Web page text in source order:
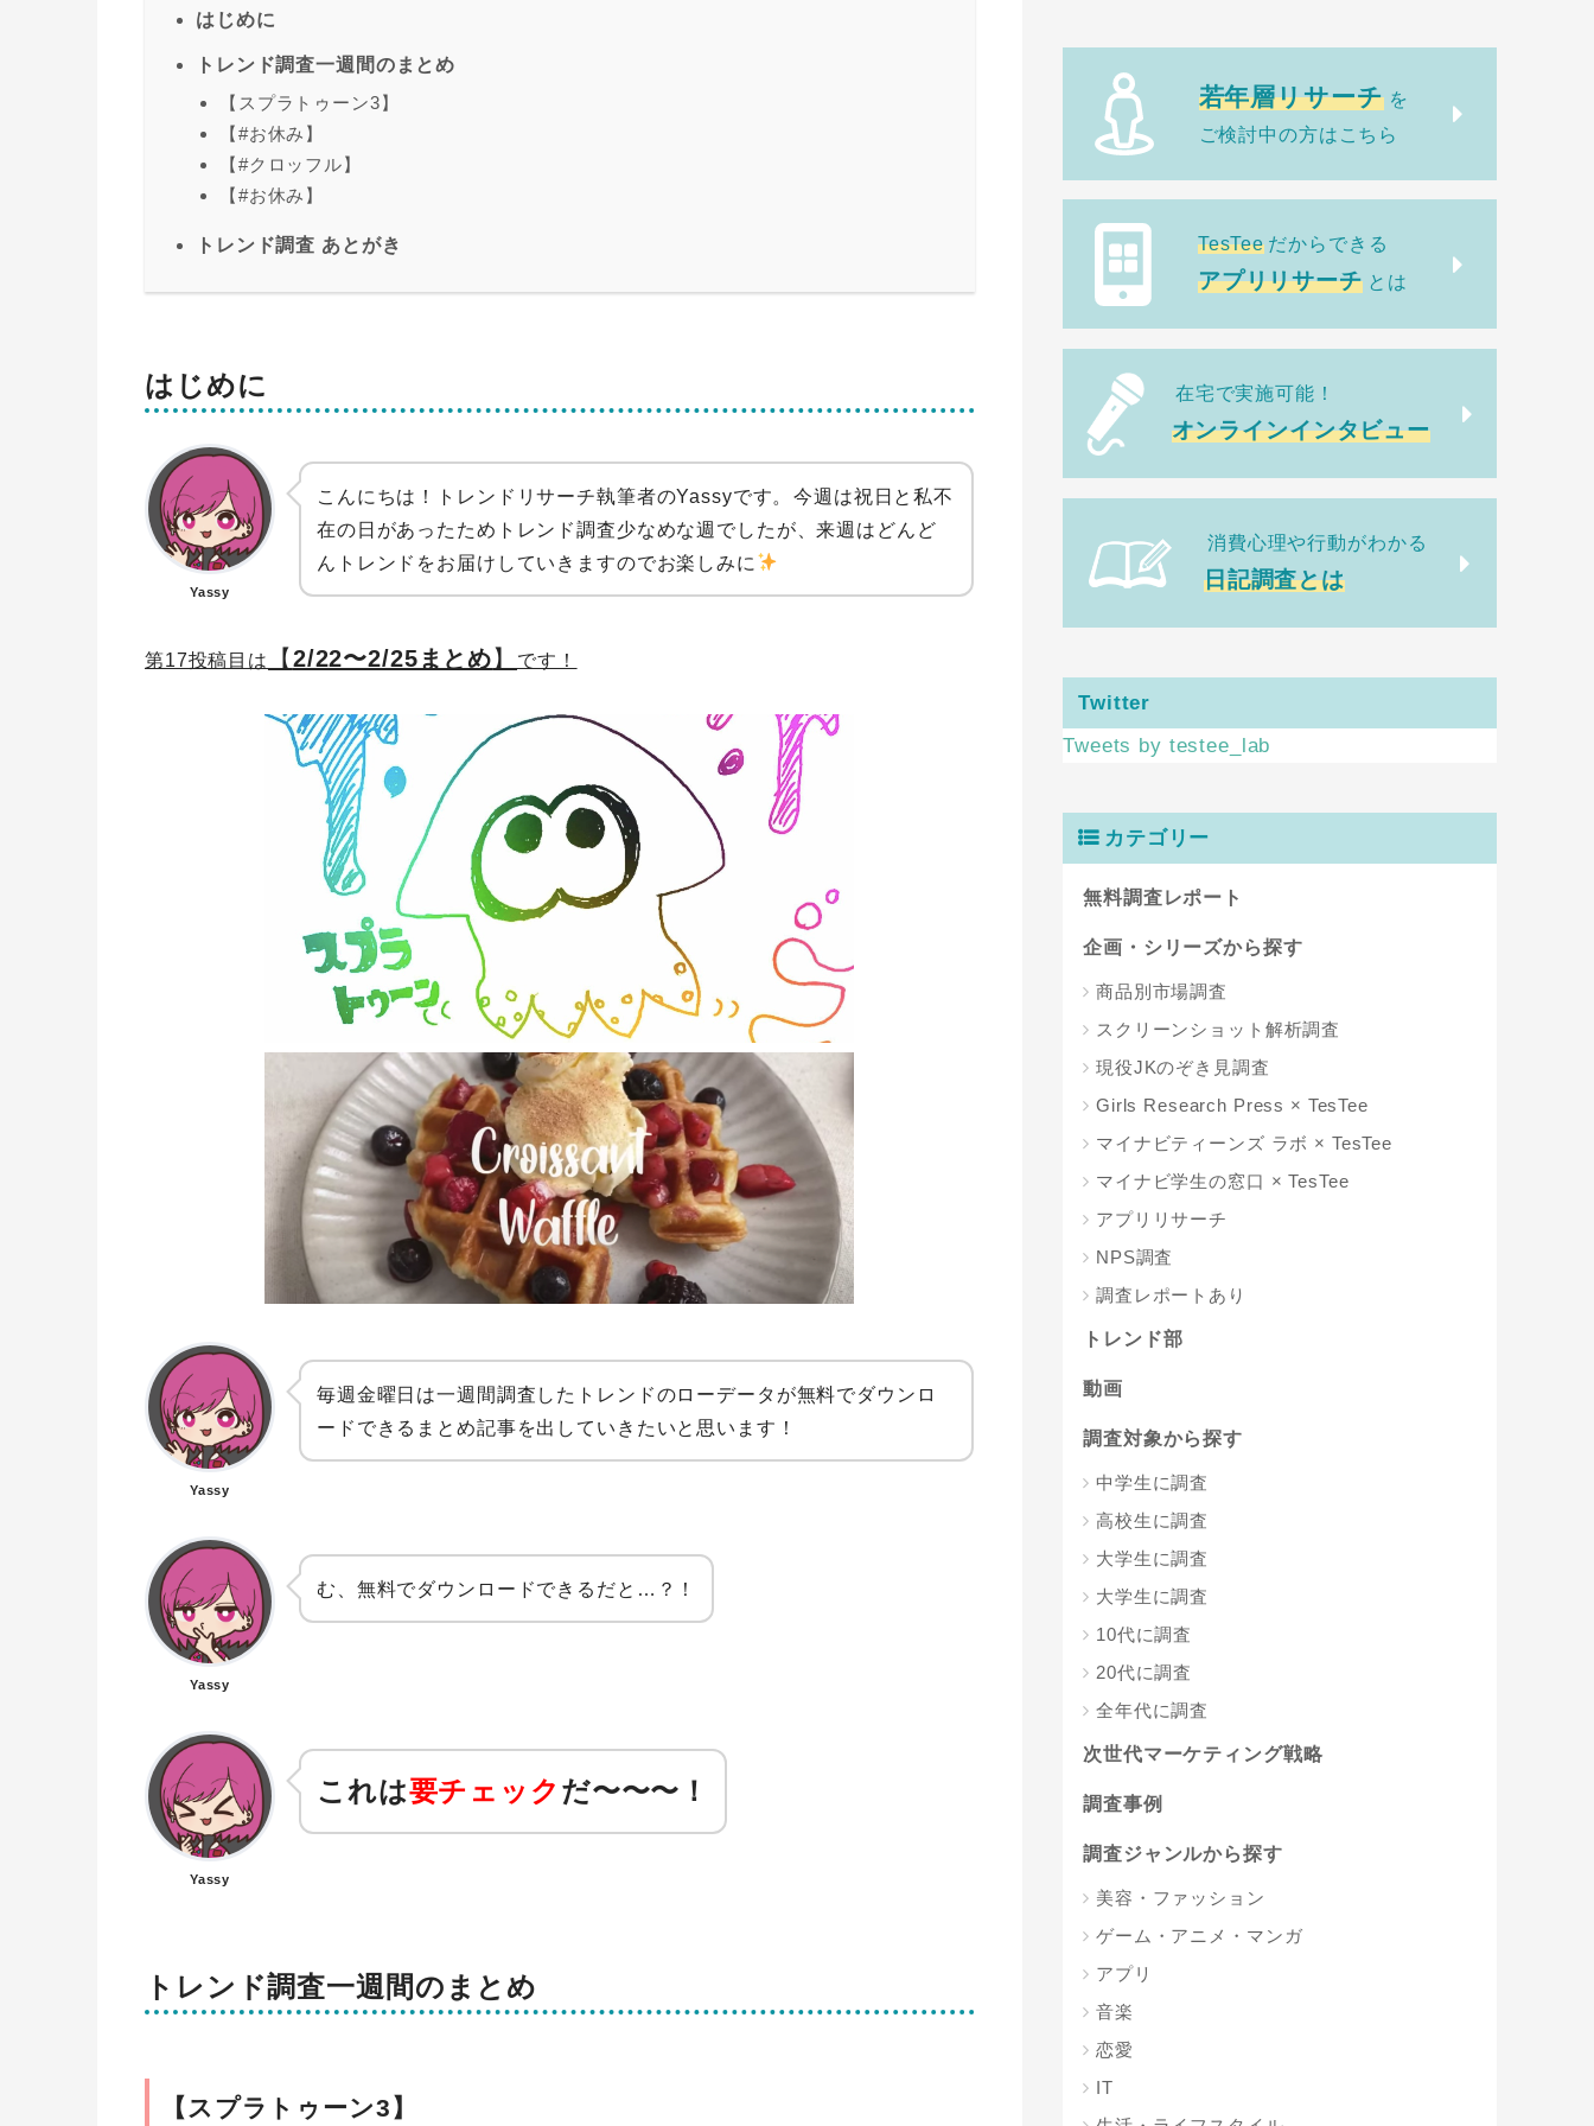
はじめに
トレンド調査一週間のまとめ
【スプラトゥーン3】
【#お休み】
【#クロッフル】
【#お休み】
トレンド調査 あとがき
はじめに
Yassy
こんにちは！トレンドリサーチ執筆者のYassyです。今週は祝日と私不
在の日があったためトレンド調査少なめな週でしたが、来週はどんど
んトレンドをお届けしていきますのでお楽しみに
第17投稿目は 【2/22〜2/25まとめ】 です！
Yassy
毎週金曜日は一週間調査したトレンドのローデータが無料でダウンロ
ードできるまとめ記事を出していきたいと思います！
Yassy
む、無料でダウンロードできるだと…？！
Yassy
これは要チェック だ〜〜〜！
トレンド調査一週間のまとめ
【スプラトゥーン3】
若年層リサーチ を
ご検討中の方はこちら
TesTee だからできる
アプリリサーチ とは
在宅で実施可能！
オンラインインタビュー
消費心理や行動がわかる
日記調査とは
Twitter
Tweets by testee_lab
カテゴリー
無料調査レポート
企画・シリーズから探す
商品別市場調査
スクリーンショット解析調査
現役JKのぞき見調査
Girls Research Press × TesTee
マイナビティーンズ ラボ × TesTee
マイナビ学生の窓口 × TesTee
アプリリサーチ
NPS調査
調査レポートあり
トレンド部
動画
調査対象から探す
中学生に調査
高校生に調査
大学生に調査
大学生に調査
10代に調査
20代に調査
全年代に調査
次世代マーケティング戦略
調査事例
調査ジャンルから探す
美容・ファッション
ゲーム・アニメ・マンガ
アプリ
音楽
恋愛
IT